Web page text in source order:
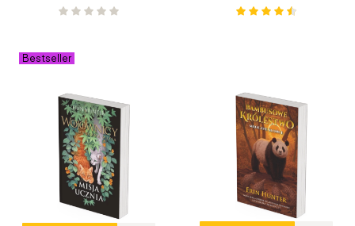
Bestseller